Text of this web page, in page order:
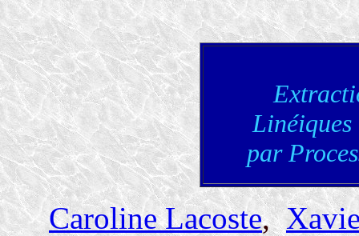
par
Caroline Lacoste,